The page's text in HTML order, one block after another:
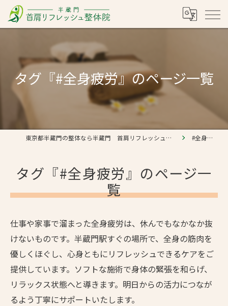
タグ『#全身疲労』のページ一覧
東京都半蔵門の整体なら半蔵門 首肩リフレッシュ整体院 #全身疲労
タグ『#全身疲労』のページ一
覧
仕事や家事で溜まった全身疲労は、休んでもなかなか抜
けないものです。半蔵門駅すぐの場所で、全身の筋肉を
優しくほぐし、心身ともにリフレッシュできるケアをご
提供しています。ソフトな施術で身体の緊張を和らげ、
リラックス状態へと導きます。明日からの活力につなが
るよう丁寧にサポートいたします。